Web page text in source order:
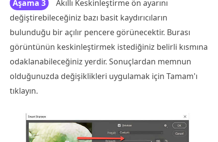
Aşama 3
Akıllı Keskinleştirme ön ayarını
değiştirebileceğiniz bazı basit kaydırıcıların
bulunduğu bir açılır pencere görünecektir. Burası
görüntünün keskinleştirmek istediğiniz belirli kısmına
odaklanabileceğiniz yerdir. Sonuçlardan memnun
olduğunuzda değişiklikleri uygulamak için Tamam'ı
tıklayın.